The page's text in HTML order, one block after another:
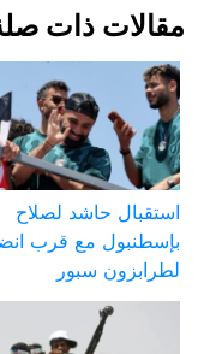
مقالات ذات
استقبال حاشد لصلاح
بإسطنبول مع قرب
لطرابزون سبور